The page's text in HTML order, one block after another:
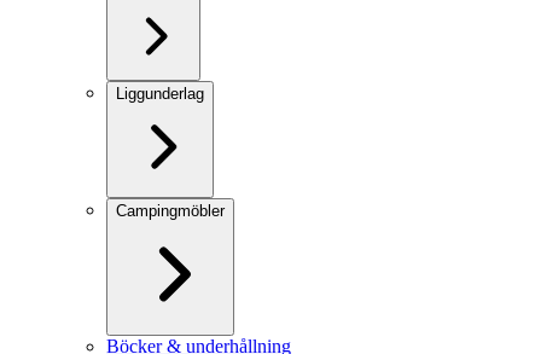
Liggunderlag
Campingmöbler
Böcker & underhållning